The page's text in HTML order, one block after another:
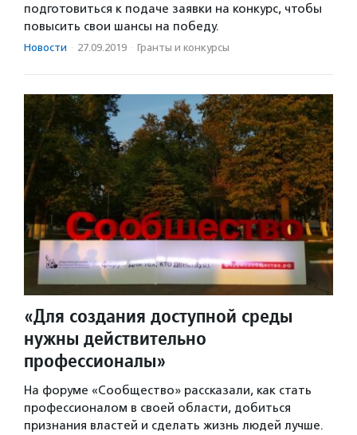
подготовиться к подаче заявки на конкурс, чтобы
повысить свои шансы на победу.
Новости · 27.09.2019 · Гранты и конкурсы
«Для создания доступной среды
нужны действительно
профессионалы»
На форуме «Сообщество» рассказали, как стать
профессионалом в своей области, добиться
признания властей и сделать жизнь людей лучше.